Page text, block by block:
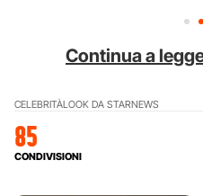
Continua a
CELEBRITÀLOOK DA STARNEWS
85
CONDIVISIONI